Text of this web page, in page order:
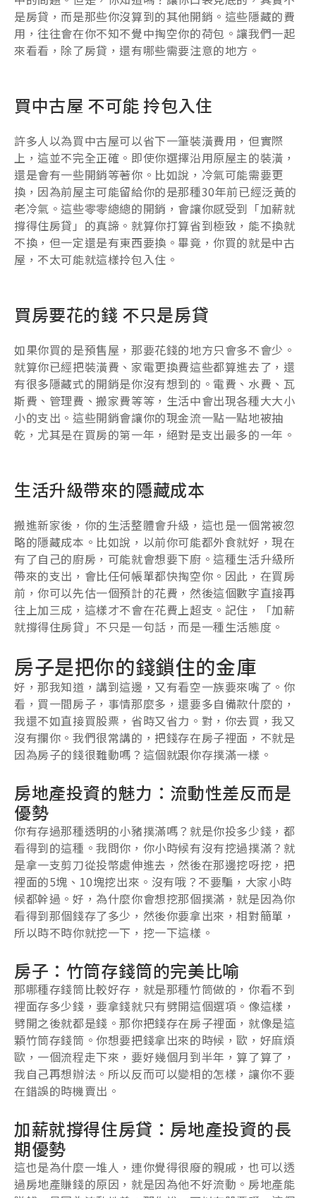
是房貸，而是那些你沒算到的其他開銷。這些隱藏的費
用，往往會在你不知不覺中掏空你的荷包。讓我們一起
來看看，除了房貸，還有哪些需要注意的地方。
買中古屋 不可能 拎包入住
許多人以為買中古屋可以省下一筆裝潢費用，但實際
上，這並不完全正確。即使你選擇沿用原屋主的裝潢，
還是會有一些開銷等著你。比如說，冷氣可能需要更
換，因為前屋主可能留給你的是那種30年前已經泛黃的
老冷氣。這些零零總總的開銷，會讓你感受到「加薪就
撐得住房貸」的真諦。就算你打算省到極致，能不換就
不換，但一定還是有東西要換。畢竟，你買的就是中古
屋，不太可能就這樣拎包入住。
買房要花的錢 不只是房貸
如果你買的是預售屋，那要花錢的地方只會多不會少。
就算你已經把裝潢費、家電更換費這些都算進去了，還
有很多隱藏式的開銷是你沒有想到的。電費、水費、瓦
斯費、管理費、搬家費等等，生活中會出現各種大大小
小的支出。這些開銷會讓你的現金流一點一點地被抽
乾，尤其是在買房的第一年，絕對是支出最多的一年。
生活升級帶來的隱藏成本
搬進新家後，你的生活整體會升級，這也是一個常被忽
略的隱藏成本。比如說，以前你可能都外食就好，現在
有了自己的廚房，可能就會想要下廚。這種生活升級所
帶來的支出，會比任何帳單都快掏空你。因此，在買房
前，你可以先估一個預計的花費，然後這個數字直接再
往上加三成，這樣才不會在花費上超支。記住，「加薪
就撐得住房貸」不只是一句話，而是一種生活態度。
房子是把你的錢鎖住的金庫
好，那我知道，講到這邊，又有看空一族要來嘴了。你
看，買一間房子，事情那麼多，還要多自備款什麼的，
我還不如直接買股票，省時又省力。對，你去買，我又
沒有攔你。我們很常講的，把錢存在房子裡面，不就是
因為房子的錢很難動嗎？這個就跟你存撲滿一樣。
房地產投資的魅力：流動性差反而是
優勢
你有存過那種透明的小豬撲滿嗎？就是你投多少錢，都
看得到的這種。我問你，你小時候有沒有挖過撲滿？就
是拿一支剪刀從投幣處伸進去，然後在那邊挖呀挖，把
裡面的5塊、10塊挖出來。沒有哦？不要騙，大家小時
候都幹過。好，為什麼你會想挖那個撲滿，就是因為你
看得到那個錢存了多少，然後你要拿出來，相對簡單，
所以時不時你就挖一下，挖一下這樣。
房子：竹筒存錢筒的完美比喻
那哪種存錢筒比較好存，就是那種竹筒做的，你看不到
裡面存多少錢，要拿錢就只有劈開這個選項。像這樣，
劈開之後就都是錢。那你把錢存在房子裡面，就像是這
顆竹筒存錢筒。你想要把錢拿出來的時候，歐，好麻煩
歐，一個流程走下來，要好幾個月到半年，算了算了，
我自己再想辦法。所以反而可以變相的怎樣，讓你不要
在錯誤的時機賣出。
加薪就撐得住房貸：房地產投資的長
期優勢
這也是為什麼一堆人，連你覺得很廢的親戚，也可以透
過房地產賺錢的原因，就是因為他不好流動。房地產能